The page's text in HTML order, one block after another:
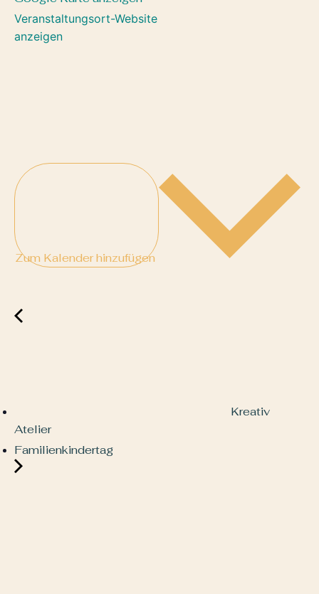
Veranstaltungsort-Website
anzeigen
Zum Kalender hinzufügen
Kreativ
Atelier
Familienkindertag